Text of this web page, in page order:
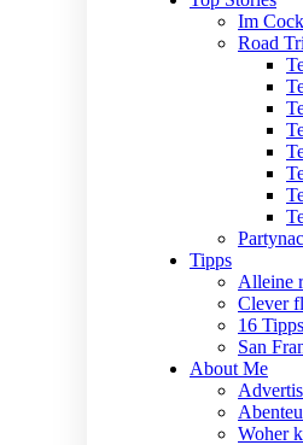
Im
Road
Tipps
Alleine
Clever
16
San
About Me
Woher